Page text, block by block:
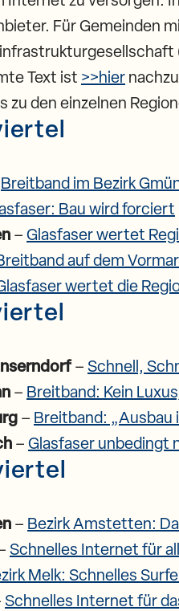
Für Gemeinden
Text ist >>hier
zu den einzelnen
Breitband im Bezirk
Bau wird forciert
– Glasfaser wertet
auf dem
wertet die
– Schnell,
– Breitband: Kein
– Breitband: „Ausbau
– Glasfaser unbedingt
– Bezirk Amstetten:
Schnelles Internet für
Melk: Schnelles
Schnelles Internet für